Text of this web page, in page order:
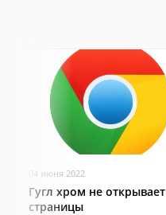
04 июня 2022
Гугл хром не открывает
страницы